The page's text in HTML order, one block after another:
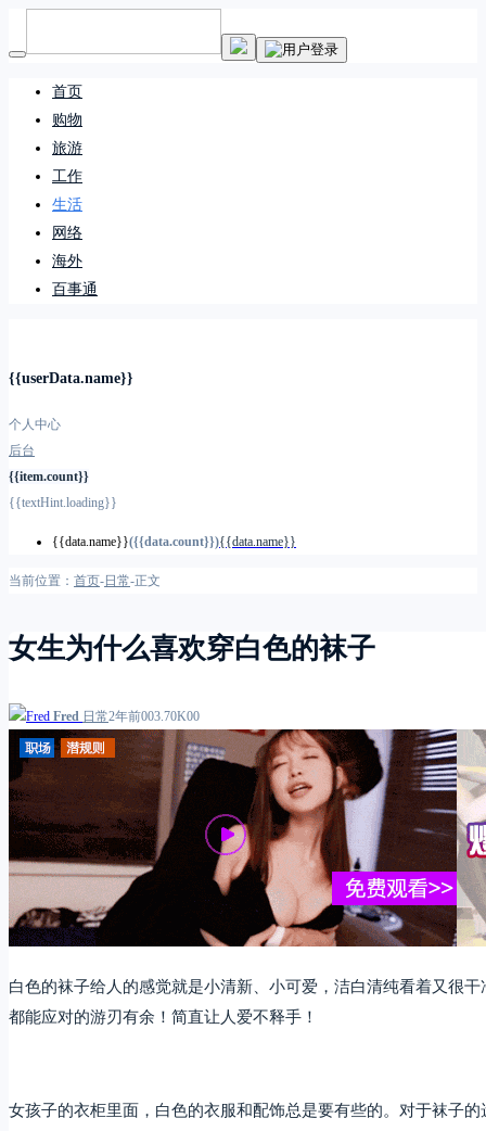
首页
购物
旅游
工作
生活
网络
海外
百事通
{{userData.name}}
个人中心
后台
{{item.count}}
{{textHint.loading}}
{{data.name}}({{data.count}}){{data.name}}
当前位置： 首页-日常-正文
女生为什么喜欢穿白色的袜子
Fred 日常2年前003.70K00
白色的袜子给人的感觉就是小清新、小可爱，洁白清纯看着又很
都能应对的游刃有余！简直让人爱不释手！
女孩子的衣柜里面，白色的衣服和配饰总是要有些的。对于袜子